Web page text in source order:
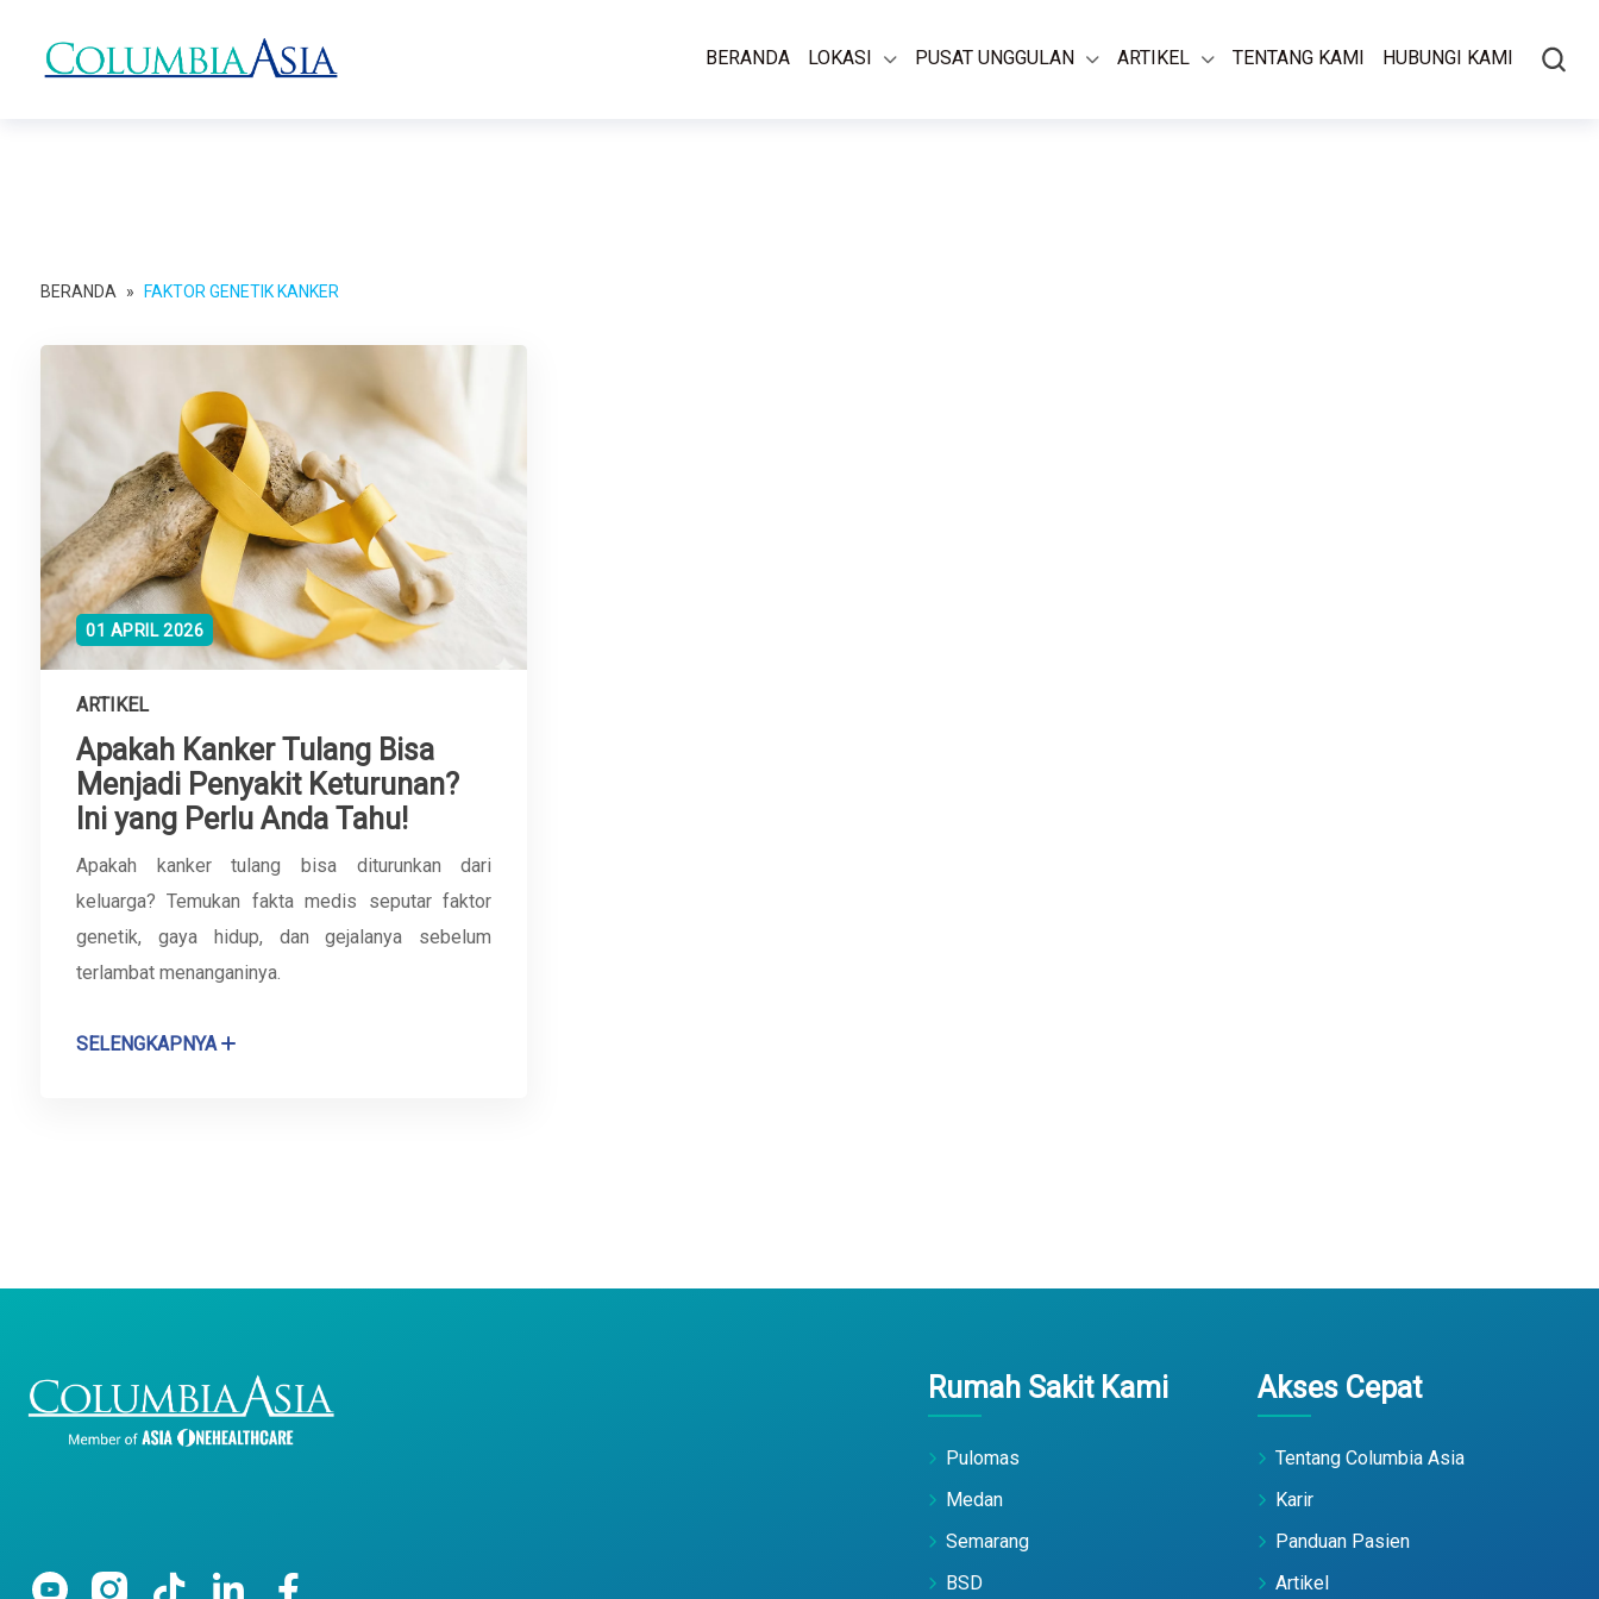
BERANDA LOKASI PUSAT UNGGULAN ARTIKEL TENTANG KAMI HUBUNGI KAMI
BERANDA » FAKTOR GENETIK KANKER
01 APRIL 2026
ARTIKEL
Apakah Kanker Tulang Bisa
Menjadi Penyakit Keturunan?
Ini yang Perlu Anda Tahu!
Apakah kanker tulang bisa diturunkan dari
keluarga? Temukan fakta medis seputar faktor
genetik, gaya hidup, dan gejalanya sebelum
terlambat menanganinya.
SELENGKAPNYA
Rumah Sakit Kami
Pulomas
Medan
Semarang
BSD
Akses Cepat
Tentang Columbia Asia
Karir
Panduan Pasien
Artikel